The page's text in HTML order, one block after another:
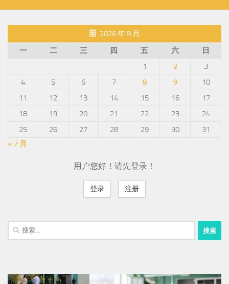
2026 年 8 月
一
二 三 四 五 六
日
1
2
3
4
5 6 7 8 9
10
11
12 13 14 15 16
17
18
19 20 21 22 23
24
25
26 27 28 29 30
31
« 7 月
用户您好！请先登录！
登录 注册
搜
索：